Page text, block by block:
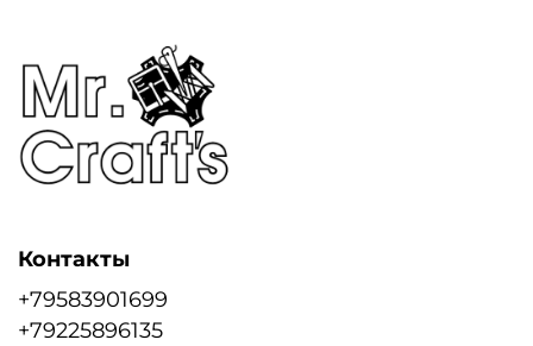
Контакты
+79583901699
+79225896135